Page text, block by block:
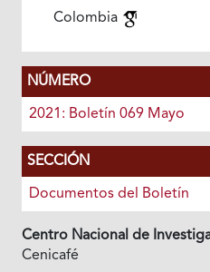
Colombia
NÚMERO
2021: Boletín 069 Mayo
SECCIÓN
Documentos del Boletín
Centro Nacional de
Cenicafé